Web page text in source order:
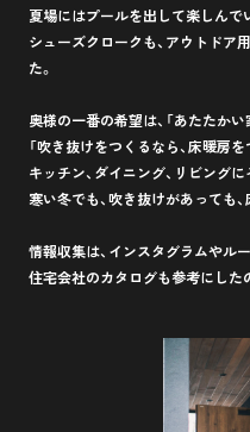
夏場にはプールを出して楽しんで
シューズクロークも、アウトドア
た。
奥様の一番の希望は、「あたたかい
「吹き抜けをつくるなら、床暖房
キッチン、ダイニング、リビング
寒い冬でも、吹き抜けがあっても
情報収集は、インスタグラムやル
住宅会社のカタログも参考にした